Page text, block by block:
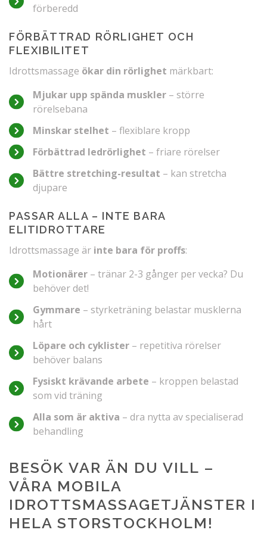
förberedd
FÖRBÄTTRAD RÖRLIGHET OCH
FLEXIBILITET
Idrottsmassage ökar din rörlighet märkbart:
Mjukar upp spända muskler – större
rörelsebana
Minskar stelhet – flexiblare kropp
Förbättrad ledrörlighet – friare rörelser
Bättre stretching-resultat – kan stretcha
djupare
PASSAR ALLA – INTE BARA
ELITIDROTTARE
Idrottsmassage är inte bara för proffs:
Motionärer – tränar 2-3 gånger per vecka? Du
behöver det!
Gymmare – styrketräning belastar musklerna
hårt
Löpare och cyklister – repetitiva rörelser
behöver balans
Fysiskt krävande arbete – kroppen belastad
som vid träning
Alla som är aktiva – dra nytta av specialiserad
behandling
BESÖK VAR ÄN DU VILL –
VÅRA MOBILA
IDROTTSMASSAGETJÄNSTER I
HELA STORSTOCKHOLM!